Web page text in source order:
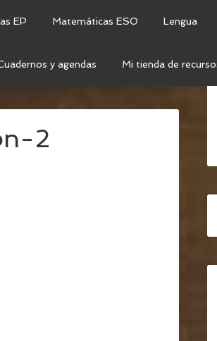
EP Matemáticas ESO Lengua
y agendas Mi tienda de
MUDAS)
2